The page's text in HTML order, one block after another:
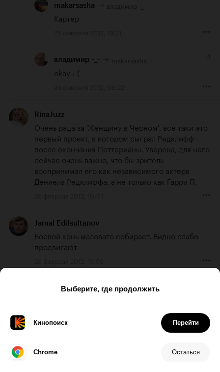
makarsasha
Картер
владимир -_- -1
okay :-(
RinaJuzz
Очень рада за 'Женщину в Черном', все таки это
первый проект, в котором сыграл Редклифф
после окончания Поттерианы. Уверена, для него
сейчас очень важно, что бы зритель
воспринимал его как независимого актера
Дениела Редклиффа, а не только как Гарри П.
Jamal Edilsultanov
Боевой конь маловато собирает. Видно слабо
продвигают